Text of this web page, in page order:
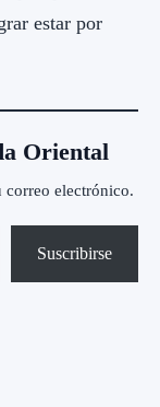
estar por
Oriental
correo electrónico.
Suscribirse